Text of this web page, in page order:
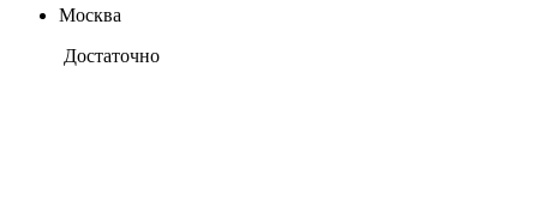
Москва
Достаточно